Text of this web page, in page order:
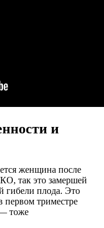
и
женщина после
так это замершей
гибели плода. Это
первом триместре
тоже